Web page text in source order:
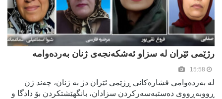
رژێمی ئێران لە سزاو ئەشکەنجەی ژنان بەردەوامە
لە بەردەوامی فشارەکانی ڕژێمی ئێران دژ بە ژنان، چەند ژن
ڕووبەڕووی دەستبەسەرکردن سزادان، بانگهێشتکردن بۆ دادگا و